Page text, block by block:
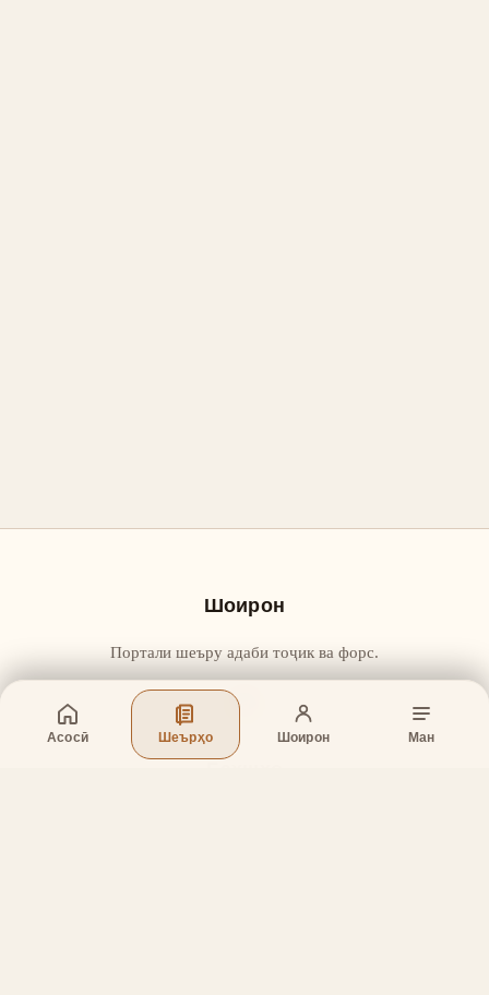
Асосӣ Шеърҳо Шоирон Ман
Шоирон
Портали шеъру адаби тоҷик ва форс.